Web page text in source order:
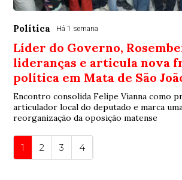
Política Há 1 semana
Líder do Governo,
lideranças e articula nova
política em Mata de São
Encontro consolida Felipe Vianna como
articulador local do deputado e marca
reorganização da oposição matense
1 2 3 4